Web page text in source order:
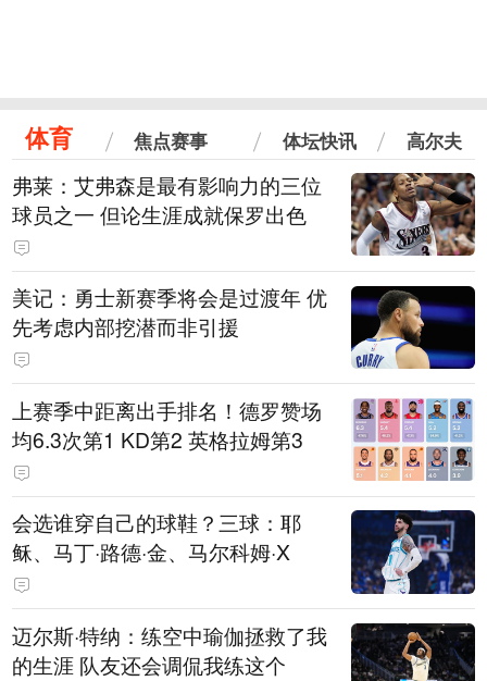
体育 焦点赛事 体坛快讯 高尔夫
弗莱：艾弗森是最有影响力的三位
球员之一 但论生涯成就保罗出色
美记：勇士新赛季将会是过渡年 优
先考虑内部挖潜而非引援
上赛季中距离出手排名！德罗赞场
均6.3次第1 KD第2 英格拉姆第3
会选谁穿自己的球鞋？三球：耶
稣、马丁·路德·金、马尔科姆·X
迈尔斯·特纳：练空中瑜伽拯救了我
的生涯 队友还会调侃我练这个